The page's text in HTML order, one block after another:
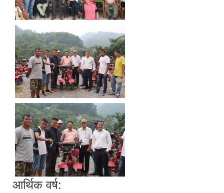
आर्थिक वर्ष: